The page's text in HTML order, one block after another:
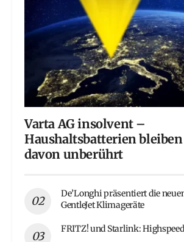
Varta AG insolvent –
Haushaltsbatterien bleiben
davon unberührt
De’Longhi präsentiert die
GentleJet Klimageräte
FRITZ! und Starlink: